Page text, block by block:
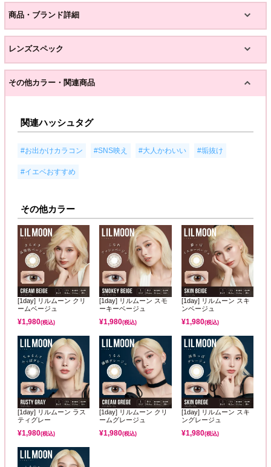
商品・ブランド詳細
レンズスペック
その他カラー・関連商品
関連ハッシュタグ
#お出かけカラコン #SNS映え #大人かわいい #垢抜け
#イエベおすすめ
その他カラー
[1day] リルムーン クリ
ームベージュ
¥1,980(税込)
[1day] リルムーン スモ
ーキーベージュ
¥1,980(税込)
[1day] リルムーン スキ
ンベージュ
¥1,980(税込)
[1day] リルムーン ラス
ティグレー
¥1,980(税込)
[1day] リルムーン クリ
ームグレージュ
¥1,980(税込)
[1day] リルムーン スキ
ングレージュ
¥1,980(税込)